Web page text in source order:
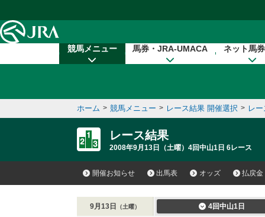
競馬メニュー 馬券・JRA-UMACA ネット馬
ホーム > 競馬メニュー > レース結果 開催選択 > レ
レース結果
2008年9月13日（土曜）4回中山1日 6レース
開催お知らせ 出馬表 オッズ 払戻金
9月13日 （土曜） 4回中山1日